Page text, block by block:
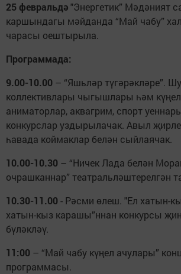
25 февральдә "Энергетик” Мәдәният
каршындагы мәйданда “Май чабу”
чарасы оештырыла.
Программада:
9.00-10.00 – “Яшьләр түгәрәкләре”.
коллективлары чыгышлары һәм
аниматорлар, аквагрим, спорт
конкурслар уздырылачак. Авыл
һавада коймаклар белән сыйлаячак.
10.00-10.30 – “Ничек Лада белән
очрашканнар” театральләштерелгән
10.30-11.00- Рәсми өлеш. "Ел хатын-
хатын-кыз карашы”ннан конкурсы
бүләкләү.
11:00 – “Май чабу күңел ачулары”
программасы.